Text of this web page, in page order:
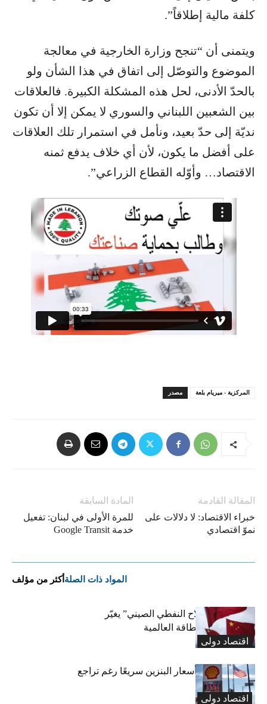
كلفة مالية إطلاقاً”.
ويتمنى أن “تنجح وزارة الخارجية في معالجة
الموضوع والتوصّل إلى اتفاق في هذا الشأن ولو
بالحدّ الأدنى، لحل هذه المشكلة الكبيرة. فالعلاقات
بين الشعبين اللبناني والسوري لا يمكن إلا أن تكون
نديّة إلى حدّ بعيد، ونأمل في استمرار تلك العلاقات
على أفضل ما يكون، لأن أي خلاف يدفع ثمنه
الاقتصاد… وأوّله القطاع الزراعي”.
مصدر المركزية - ميريام بلعة
المادة السابقة
للمرة الأولى في لبنان: تفعيل
خدمة Google Transit
المقالة القادمة
خبراء الاقتصاد: لا دلالات على
نموّ اقتصادي
المواد ذات الصلة أكثر من مؤلف
اقتصاد دولی
بلومبيرغ: “السلاح النفطي الصيني” يغيّر
معادلة أسعار الطاقة العالمية
اقتصاد دولی
لماذا لا تنخفض أسعار البنزين سريعًا رغم تراجع
النفط؟